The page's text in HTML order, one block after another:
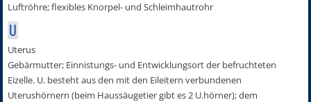
Luftröhre; flexibles Knorpel- und Schleimhautrohr
U
Uterus
Gebärmutter; Einnistungs- und Entwicklungsort der befruchteten
Eizelle. U. besteht aus den mit den Eileitern verbundenen
Uterushörnern (beim Haussäugetier gibt es 2 U.hörner); dem